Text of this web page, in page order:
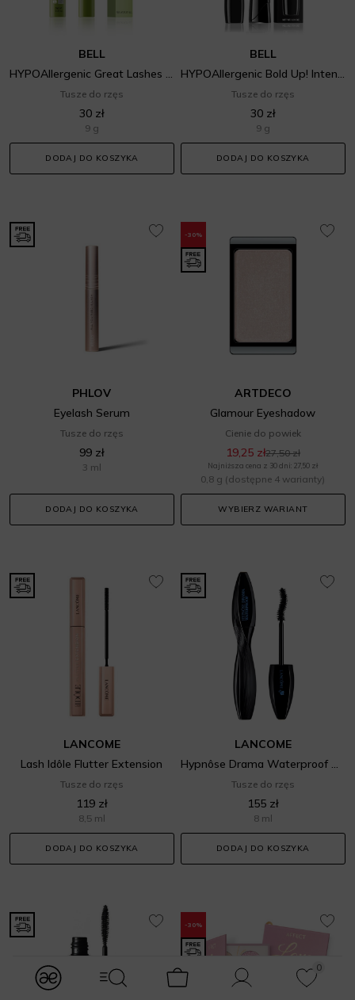
modules.Navbar.menuLabels.logo
modules.Navbar.menuLabels.menuWithSearch
Koszyk Konto
0
Ulubione
BELL
HYPOAllergenic Great Lashes Mascara
Tusze do rzęs
30 zł
9 g
DODAJ DO KOSZYKA
BELL
HYPOAllergenic Bold Up! Intense Mascara
Tusze do rzęs
30 zł
9 g
DODAJ DO KOSZYKA
PHLOV
Eyelash Serum
Tusze do rzęs
99 zł
3 ml
DODAJ DO KOSZYKA
-30%
ARTDECO
Glamour Eyeshadow
Cienie do powiek
19,25 zł27,50 zł
Najniższa cena z 30 dni: 27,50 zł
0,8 g (dostępne 4 warianty)
WYBIERZ WARIANT
LANCOME
Lash Idôle Flutter Extension
Tusze do rzęs
119 zł
8,5 ml
DODAJ DO KOSZYKA
LANCOME
Hypnôse Drama Waterproof Mascara
Tusze do rzęs
155 zł
8 ml
DODAJ DO KOSZYKA
-30%